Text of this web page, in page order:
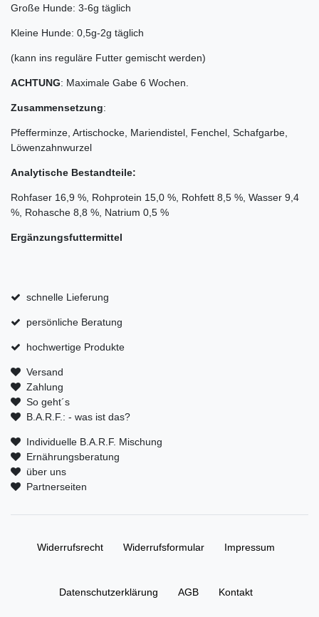
Große Hunde: 3-6g täglich
Kleine Hunde: 0,5g-2g täglich
(kann ins reguläre Futter gemischt werden)
ACHTUNG: Maximale Gabe 6 Wochen.
Zusammensetzung:
Pfefferminze, Artischocke, Mariendistel, Fenchel, Schafgarbe,
Löwenzahnwurzel
Analytische Bestandteile:
Rohfaser 16,9 %, Rohprotein 15,0 %, Rohfett 8,5 %, Wasser 9,4
%, Rohasche 8,8 %, Natrium 0,5 %
Ergänzungsfuttermittel
schnelle Lieferung
persönliche Beratung
hochwertige Produkte
Versand
Zahlung
So geht´s
B.A.R.F.: - was ist das?
Individuelle B.A.R.F. Mischung
Ernährungsberatung
über uns
Partnerseiten
Widerrufs­recht Widerrufs­formular Impressum
Daten­schutz­erklärung AGB Kontakt